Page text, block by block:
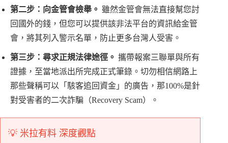
第二步：向金管會檢舉。 雖然金管會無法直接幫您討
回國外的錢，但您可以提供該非法平台的資訊給金管
會，將其列入警示名單，防止更多台灣人受害。
第三步：尋求正規法律途徑。 攜帶報案三聯單與所有
證據，至當地派出所完成正式筆錄。切勿相信網路上
那些聲稱可以「駭客追回資金」的廣告，那100%是針
對受害者的二次詐騙（Recovery Scam）。
💡 米拉有料 深度觀點